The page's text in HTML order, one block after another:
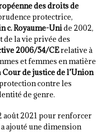
des droits de
protectrice,
c. Royaume-Unide 2002,
de la vie privée des
2006/54/CErelative à
et femmes en matière
Cour de justice de l’Union
contre les
de genre.
août 2021 pour renforcer
ajouté une dimension